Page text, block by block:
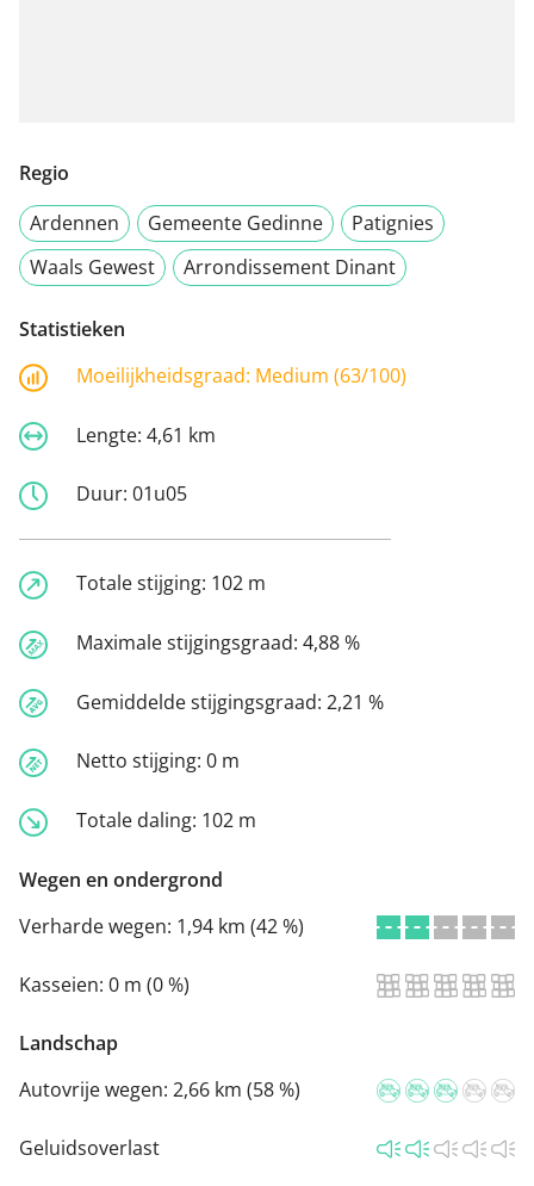
Regio
Ardennen
Gemeente Gedinne
Patignies
Waals Gewest
Arrondissement Dinant
Statistieken
Moeilijkheidsgraad: Medium (63/100)
Lengte: 4,61 km
Duur: 01u05
Totale stijging: 102 m
Maximale stijgingsgraad: 4,88 %
Gemiddelde stijgingsgraad: 2,21 %
Netto stijging: 0 m
Totale daling: 102 m
Wegen en ondergrond
Verharde wegen: 1,94 km (42 %)
Kasseien: 0 m (0 %)
Landschap
Autovrije wegen: 2,66 km (58 %)
Geluidsoverlast